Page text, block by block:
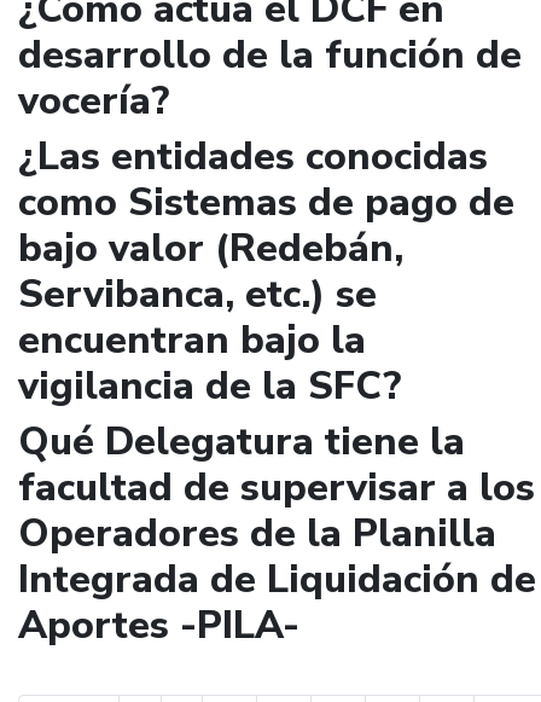
desarrollo de la función de
vocería?
¿Las entidades conocidas
como Sistemas de pago de
bajo valor (Redebán,
Servibanca, etc.) se
encuentran bajo la
vigilancia de la SFC?
Qué Delegatura tiene la
facultad de supervisar a los
Operadores de la Planilla
Integrada de Liquidación de
Aportes -PILA-